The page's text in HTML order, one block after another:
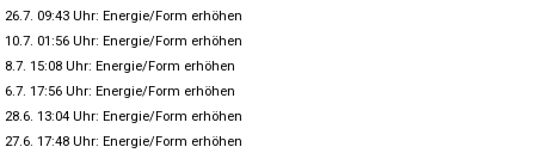
26.7. 09:43 Uhr: Energie/Form erhöhen
10.7. 01:56 Uhr: Energie/Form erhöhen
8.7. 15:08 Uhr: Energie/Form erhöhen
6.7. 17:56 Uhr: Energie/Form erhöhen
28.6. 13:04 Uhr: Energie/Form erhöhen
27.6. 17:48 Uhr: Energie/Form erhöhen